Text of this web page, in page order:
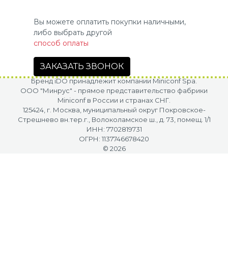
Вы можете оплатить покупки наличными,
либо выбрать другой
способ оплаты
ЗАКАЗАТЬ ЗВОНОК
Бренд iDO принадлежит компании Miniconf Spa.
OOO "Минрус" - прямое представительство фабрики
Miniconf в России и странах СНГ.
125424, г. Москва, муниципальный округ Покровское-
Стрешнево вн.тер.г., Волоколамское ш., д. 73, помещ. 1/1
ИНН: 7702819731
ОГРН: 1137746678420
© 2026